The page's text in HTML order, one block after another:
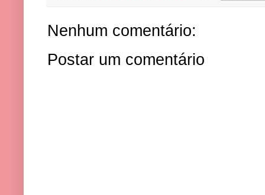
Nenhum comentário:
Postar um comentário